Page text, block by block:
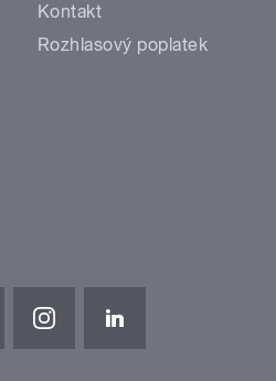
Kontakt
Rozhlasový poplatek